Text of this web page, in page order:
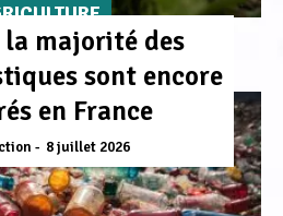
la majorité des
sont encore
en France
8 juillet 2026